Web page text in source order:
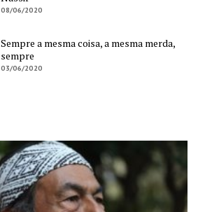
08/06/2020
Sempre a mesma coisa, a mesma merda,
sempre
03/06/2020